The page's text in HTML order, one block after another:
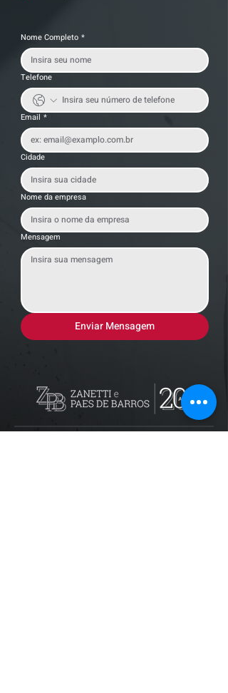
Nome Completo *
Telefone
Email *
Cidade
Nome da empresa
Mensagem
Enviar Mensagem